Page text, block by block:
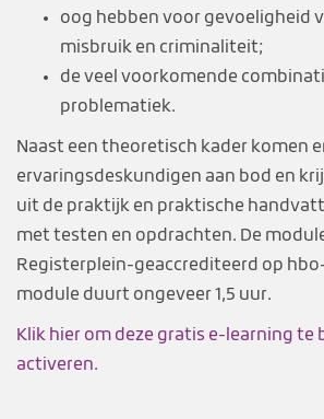
oog hebben voor gevoeligheid
misbruik en criminaliteit;
de veel voorkomende
problematiek.
Naast een theoretisch kader komen
ervaringsdeskundigen aan bod en
uit de praktijk en praktische
met testen en opdrachten. De
Registerplein-geaccrediteerd op
module duurt ongeveer 1,5 uur.
Klik hier om deze gratis e-learning te
activeren.